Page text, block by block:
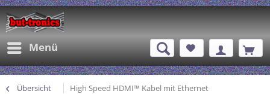
Menü
Übersicht High Speed HDMI™ Kabel mit Ethernet